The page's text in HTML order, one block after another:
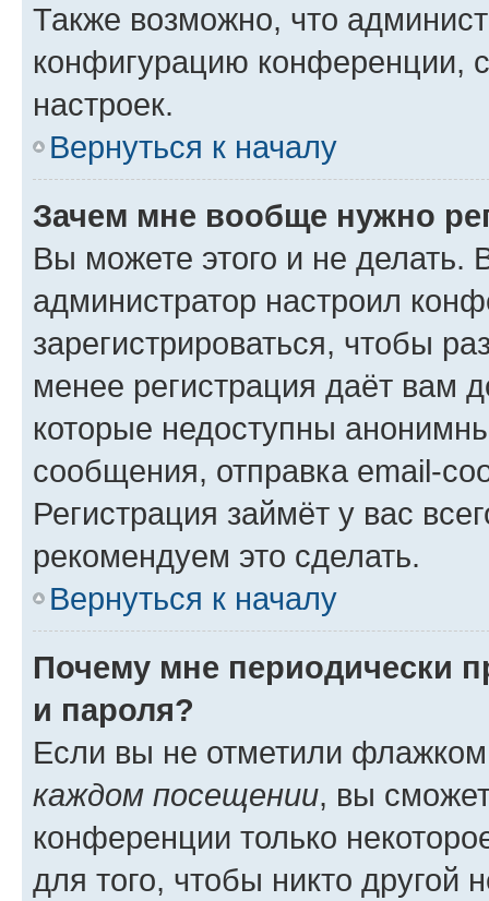
Также возможно, что
конфигурацию конференции,
настроек.
Вернуться к началу
Зачем мне вообще нужно
Вы можете этого и не делать.
администратор настроил
зарегистрироваться, чтобы
менее регистрация даёт вам
которые недоступны
сообщения, отправка email-
Регистрация займёт у вас
рекомендуем это сделать.
Вернуться к началу
Почему мне периодически
и пароля?
Если вы не отметили
каждом посещении, вы
конференции только
для того, чтобы никто другой